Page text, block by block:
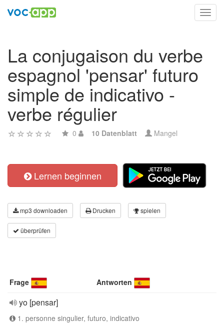
La conjugaison du verbe
espagnol 'pensar' futuro
simple de indicativo -
verbe régulier
0 10 Datenblatt Mangel
Lernen beginnen
mp3 downloaden Drucken spielen
überprüfen
Frage Antworten
yo [pensar]
1. personne singulier, futuro, indicativo